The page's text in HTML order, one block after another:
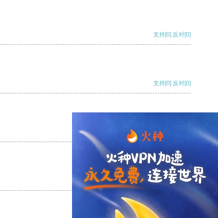
支持[0] 反对[0]
支持[0] 反对[0]
支持
支持[0] 反对[0]